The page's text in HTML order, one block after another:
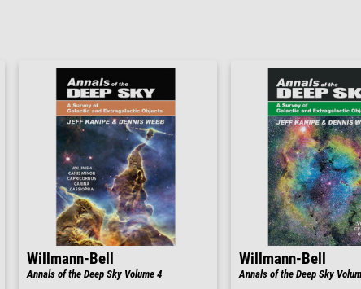
Willmann-Bell
Annals of the Deep Sky Volume 4
Willmann-Bell
Annals of the Deep Sky